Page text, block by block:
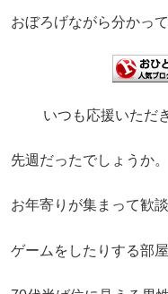
おぼろげながら分かって
いつも応援いただ
先週だったでしょうか。
お年寄りが集まって歓
ゲームをしたりする部